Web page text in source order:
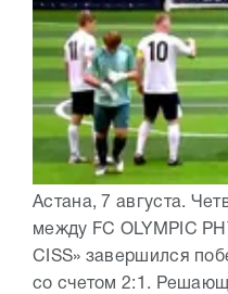
Астана, 7 августа.
между FC OLYMPIC
CISS» завершился
со счетом 2:1.